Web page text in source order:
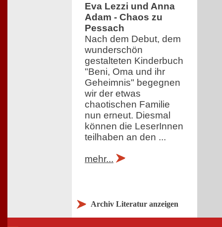
Eva Lezzi und Anna
Adam - Chaos zu
Pessach
Nach dem Debut, dem
wunderschön
gestalteten Kinderbuch
"Beni, Oma und ihr
Geheimnis" begegnen
wir der etwas
chaotischen Familie
nun erneut. Diesmal
können die LeserInnen
teilhaben an den ...
mehr...
Archiv Literatur anzeigen